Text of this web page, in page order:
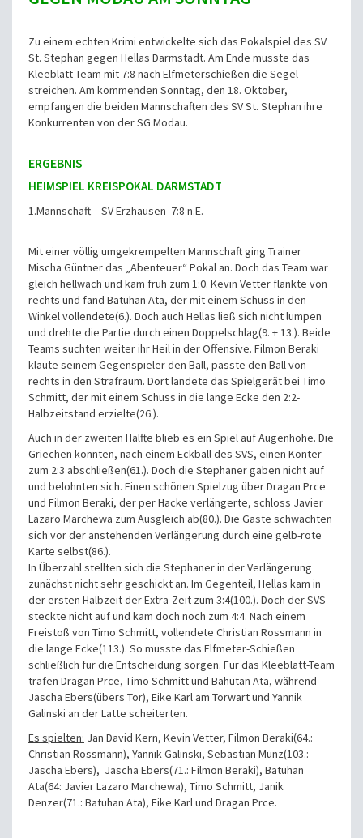
Zu einem echten Krimi entwickelte sich das Pokalspiel des SV
St. Stephan gegen Hellas Darmstadt. Am Ende musste das
Kleeblatt-Team mit 7:8 nach Elfmeterschießen die Segel
streichen. Am kommenden Sonntag, den 18. Oktober,
empfangen die beiden Mannschaften des SV St. Stephan ihre
Konkurrenten von der SG Modau.
ERGEBNIS
HEIMSPIEL KREISPOKAL DARMSTADT
1.Mannschaft – SV Erzhausen 7:8 n.E.
Mit einer völlig umgekrempelten Mannschaft ging Trainer
Mischa Güntner das „Abenteuer“ Pokal an. Doch das Team war
gleich hellwach und kam früh zum 1:0. Kevin Vetter flankte von
rechts und fand Batuhan Ata, der mit einem Schuss in den
Winkel vollendete(6.). Doch auch Hellas ließ sich nicht lumpen
und drehte die Partie durch einen Doppelschlag(9. + 13.). Beide
Teams suchten weiter ihr Heil in der Offensive. Filmon Beraki
klaute seinem Gegenspieler den Ball, passte den Ball von
rechts in den Strafraum. Dort landete das Spielgerät bei Timo
Schmitt, der mit einem Schuss in die lange Ecke den 2:2-
Halbzeitstand erzielte(26.).
Auch in der zweiten Hälfte blieb es ein Spiel auf Augenhöhe. Die
Griechen konnten, nach einem Eckball des SVS, einen Konter
zum 2:3 abschließen(61.). Doch die Stephaner gaben nicht auf
und belohnten sich. Einen schönen Spielzug über Dragan Prce
und Filmon Beraki, der per Hacke verlängerte, schloss Javier
Lazaro Marchewa zum Ausgleich ab(80.). Die Gäste schwächten
sich vor der anstehenden Verlängerung durch eine gelb-rote
Karte selbst(86.).
In Überzahl stellten sich die Stephaner in der Verlängerung
zunächst nicht sehr geschickt an. Im Gegenteil, Hellas kam in
der ersten Halbzeit der Extra-Zeit zum 3:4(100.). Doch der SVS
steckte nicht auf und kam doch noch zum 4:4. Nach einem
Freistoß von Timo Schmitt, vollendete Christian Rossmann in
die lange Ecke(113.). So musste das Elfmeter-Schießen
schließlich für die Entscheidung sorgen. Für das Kleeblatt-Team
trafen Dragan Prce, Timo Schmitt und Bahutan Ata, während
Jascha Ebers(übers Tor), Eike Karl am Torwart und Yannik
Galinski an der Latte scheiterten.
Es spielten: Jan David Kern, Kevin Vetter, Filmon Beraki(64.:
Christian Rossmann), Yannik Galinski, Sebastian Münz(103.:
Jascha Ebers), Jascha Ebers(71.: Filmon Beraki), Batuhan
Ata(64: Javier Lazaro Marchewa), Timo Schmitt, Janik
Denzer(71.: Batuhan Ata), Eike Karl und Dragan Prce.